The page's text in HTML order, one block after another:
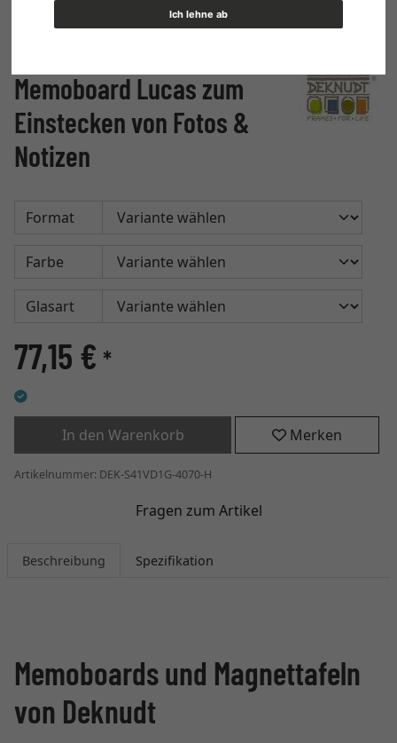
Ich lehne ab
Memoboard Lucas zum
Einstecken von Fotos &
Notizen
Format
Farbe
Glasart
77,15 € *
In den Warenkorb Merken
Artikelnummer: DEK-S41VD1G-4070-H
Fragen zum Artikel
Beschreibung Spezifikation
Memoboards und Magnettafeln
von Deknudt